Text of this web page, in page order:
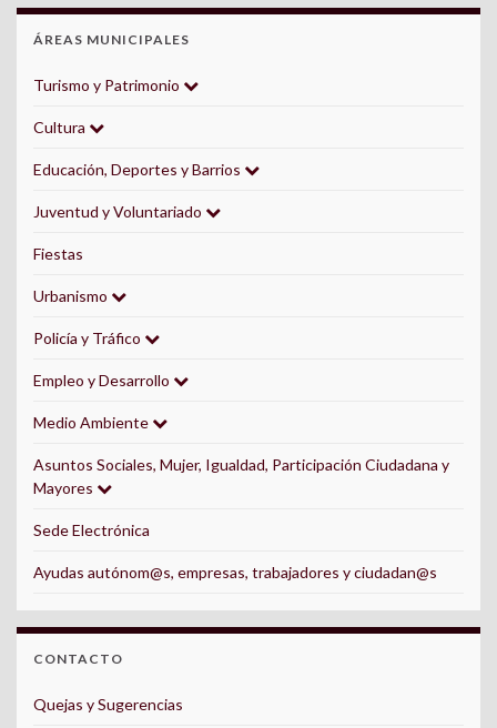
ÁREAS MUNICIPALES
Turismo y Patrimonio
Cultura
Educación, Deportes y Barrios
Juventud y Voluntariado
Fiestas
Urbanismo
Policía y Tráfico
Empleo y Desarrollo
Medio Ambiente
Asuntos Sociales, Mujer, Igualdad, Participación Ciudadana y
Mayores
Sede Electrónica
Ayudas autónom@s, empresas, trabajadores y ciudadan@s
CONTACTO
Quejas y Sugerencias